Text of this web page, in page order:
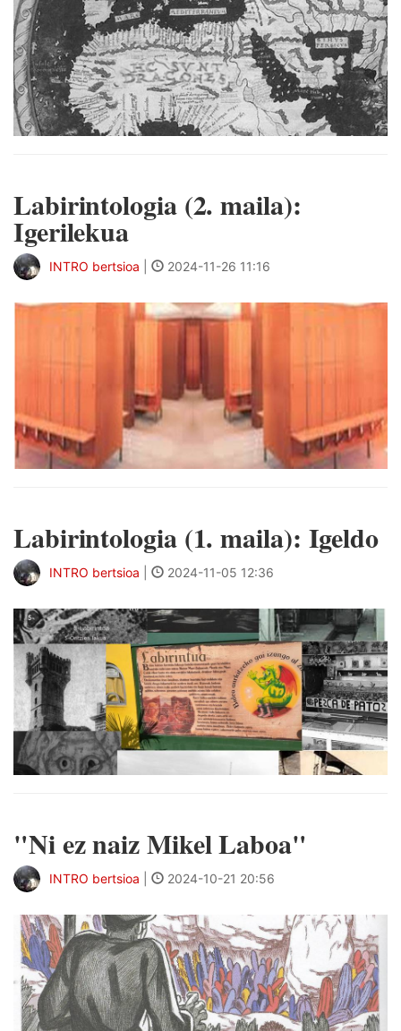
Labirintologia (2. maila):
Igerilekua
INTRO bertsioa 2024-11-26 11:16
Labirintologia (1. maila): Igeldo
INTRO bertsioa 2024-11-05 12:36
"Ni ez naiz Mikel Laboa"
INTRO bertsioa 2024-10-21 20:56